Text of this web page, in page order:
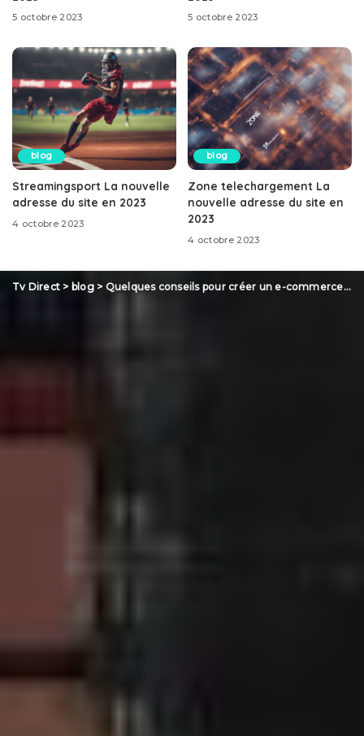
5 octobre 2023 5 octobre 2023
blog
Streamingsport La nouvelle
adresse du site en 2023
4 octobre 2023
blog
Zone telechargement La
nouvelle adresse du site en
2023
4 octobre 2023
Tv Direct > blog> Quelques conseils pour créer un e-commerce gratuitement !